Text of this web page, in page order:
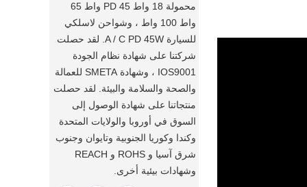
محمولة 18 واط PD 45 واط 65
واط 100 واط ، وشواحن لاسلكي
للسيارة A / C PD 45W. لقد حصلت
شركتنا على شهادة نظام الجودة
IOS9001 ، وشهادة SMETA للعمالة
والصحة والسلامة والبيئة. لقد حصلت
منتجاتنا على شهادة الوصول إلى
السوق في أوروبا والولايات المتحدة
وكندا وكوريا الجنوبية وتايوان وجنوب
شرق آسيا و ROHS و REACH
وشهادات بيئية أخرى.